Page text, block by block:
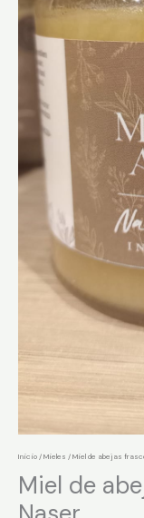
Inicio/Mieles / Miel de abejas
Miel de